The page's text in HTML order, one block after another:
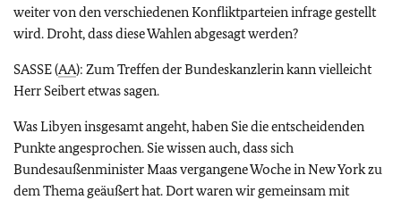
weiter von den verschiedenen Konfliktparteien infrage gestellt
wird. Droht, dass diese Wahlen abgesagt werden?
SASSE (AA): Zum Treffen der Bundeskanzlerin kann vielleicht
Herr Seibert etwas sagen.
Was Libyen insgesamt angeht, haben Sie die entscheidenden
Punkte angesprochen. Sie wissen auch, dass sich
Bundesaußenminister Maas vergangene Woche in New York zu
dem Thema geäußert hat. Dort waren wir gemeinsam mit